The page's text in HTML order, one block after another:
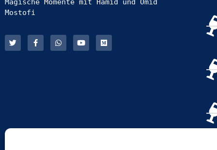
Magische Momente mit Hamid und Omid
Mostofi